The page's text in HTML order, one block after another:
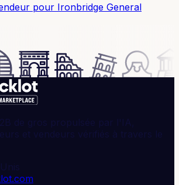
pour Ironbridge General
de gros propulsée par l'IA,
et vendeurs vérifiés à travers le